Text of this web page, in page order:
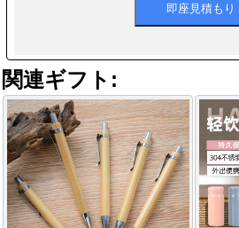
関連ギフト: